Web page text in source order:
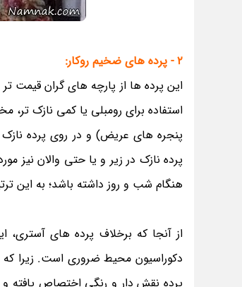
2 - پرده های ضخیم روکار:
این پرده ها از پارچه های گران قیمت
استفاده برای رومبلی یا کمی نازک
پنجره های عریض) و در روی پرده نازک
پرده نازک در زیر و یا حتی والان نیز
هنگام شب و روز داشته باشد؛ به این
از آنجا که برخلاف پرده های
دکوراسیون محیط ضروری است. زیرا که
پرده نقش دار و رنگی اختصاص یافته